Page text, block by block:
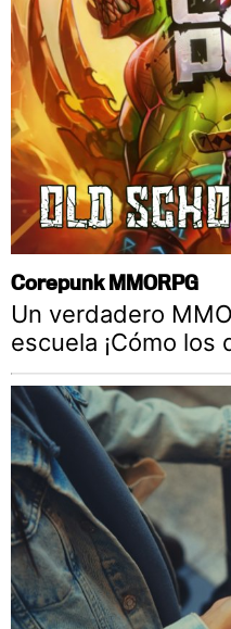
Corepunk MMORPG
Un verdadero
escuela ¡Cómo los